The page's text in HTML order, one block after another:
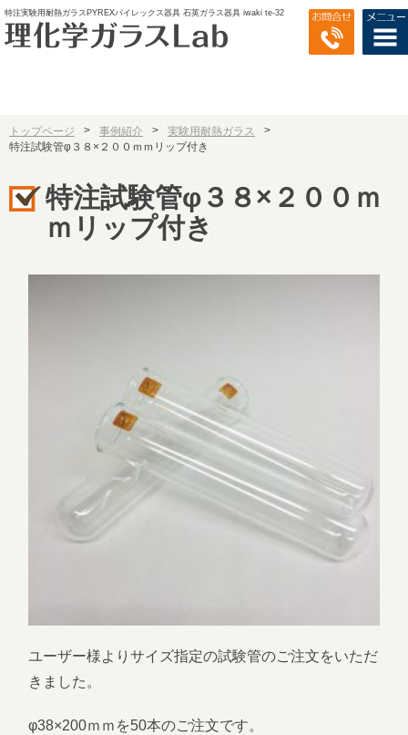
特注実験用耐熱ガラスPYREXパイレックス器具 石英ガラス器具 iwaki te-32
トップページ > 事例紹介 > 実験用耐熱ガラス
>
特注試験管φ３８×２００ｍｍリップ付き
特注試験管φ３８×２００ｍ
ｍリップ付き
ユーザー様よりサイズ指定の試験管のご注文をいただ
きました。
φ38×200ｍｍを50本のご注文です。